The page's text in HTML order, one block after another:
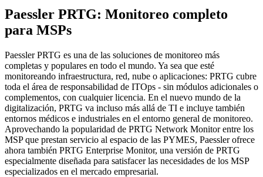
Paessler PRTG: Monitoreo completo
para MSPs
Paessler PRTG es una de las soluciones de monitoreo más
completas y populares en todo el mundo. Ya sea que esté
monitoreando infraestructura, red, nube o aplicaciones: PRTG cubre
toda el área de responsabilidad de ITOps - sin módulos adicionales o
complementos, con cualquier licencia. En el nuevo mundo de la
digitalización, PRTG va incluso más allá de TI e incluye también
entornos médicos e industriales en el entorno general de monitoreo.
Aprovechando la popularidad de PRTG Network Monitor entre los
MSP que prestan servicio al espacio de las PYMES, Paessler ofrece
ahora también PRTG Enterprise Monitor, una versión de PRTG
especialmente diseñada para satisfacer las necesidades de los MSP
especializados en el mercado empresarial.